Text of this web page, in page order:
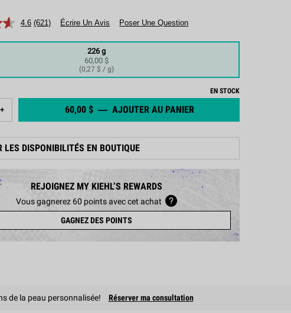
4.6 (621) Écrire Un Avis Poser Une Question
pour le Corps au Lait de Soja et Miel - Zoom image
Selected
226 g
60,00 $
(0,27 $ / g)
, 1 of 1
EN STOCK
+ 60,00 $ ― AJOUTER AU PANIER
LES DISPONIBILITÉS EN BOUTIQUE
REJOIGNEZ MY KIEHL’S REWARDS
Vous gagnerez 60 points avec cet achat
GAGNEZ DES POINTS
de la peau personnalisée! Réserver ma consultation